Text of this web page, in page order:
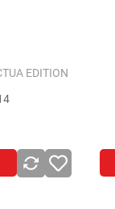
EDITION